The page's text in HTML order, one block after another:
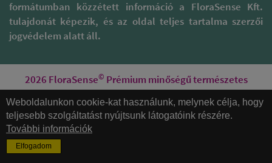
formátumban közzétett információ a FloraSense Kft.
tulajdonát képezik, és az oldal teljes tartalma szerzői
jogvédelem alatt áll.
2026 FloraSense© Prémium minőségű természetes
füstölőanyagok és ezoterikus kiegészítők webshop.
Minden jog fenntartva
Designed by Gurustudio
Weboldalunkon cookie-kat használunk, melynek célja, hogy
teljesebb szolgáltatást nyújtsunk látogatóink részére.
További információk
Elfogadom